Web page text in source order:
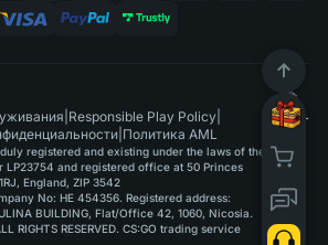
Responsible Play Policy|
Политика AML
registered and existing under the laws of the
LP23754 and registered office at 50 Princes
England, ZIP 3542
No: HE 454356. Registered address:
BUILDING, Flat/Office 42, 1060, Nicosia.
RIGHTS RESERVED. CS:GO trading service